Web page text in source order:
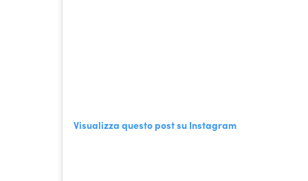
Visualizza questo post su Instagram